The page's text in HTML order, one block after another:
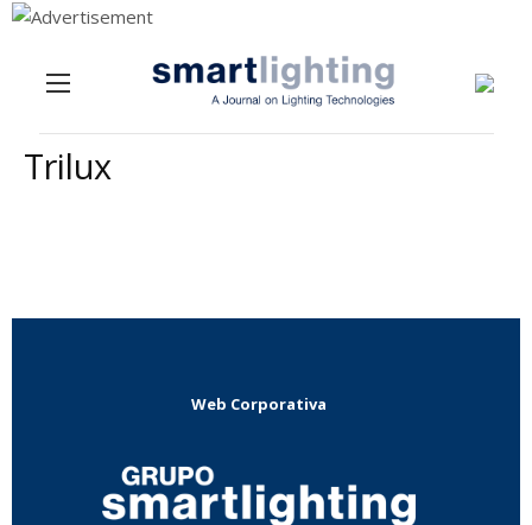
Menu
Trilux
Web Corporativa